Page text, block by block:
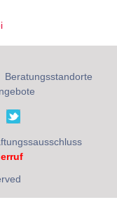
Beratungsstandorte